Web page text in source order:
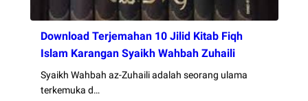
Download Terjemahan 10 Jilid Kitab Fiqh
Islam Karangan Syaikh Wahbah Zuhaili
Syaikh Wahbah az-Zuhaili adalah seorang ulama
terkemuka d…